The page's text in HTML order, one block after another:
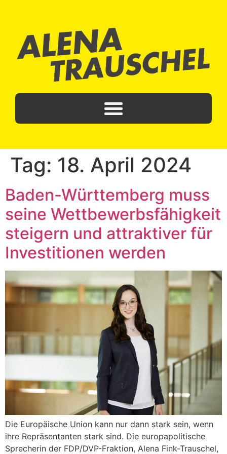
Tag: 18. April 2024
Baden-Württemberg muss
seine Wettbewerbsfähigkeit
steigern und attraktiver für
Investitionen werden
Die Europäische Union kann nur dann stark sein, wenn
ihre Repräsentanten stark sind. Die europapolitische
Sprecherin der FDP/DVP-Fraktion, Alena Fink-Trauschel,